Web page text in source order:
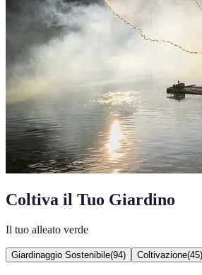
Coltiva il Tuo Giardino
Il tuo alleato verde
Giardinaggio Sostenibile(94) Coltivazione(45)